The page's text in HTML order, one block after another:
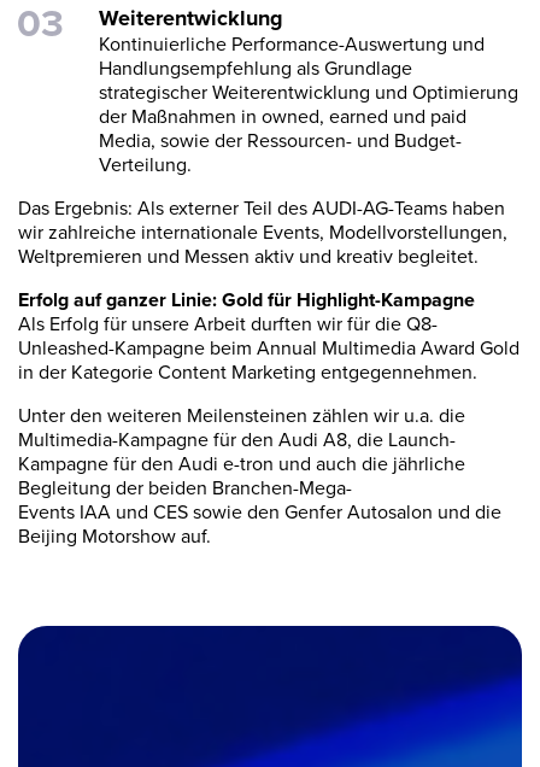
Weiterentwicklung
Kontinuierliche Performance-Auswertung und
Handlungsempfehlung als Grundlage
strategischer Weiterentwicklung und Optimierung
der Maßnahmen in owned, earned und paid
Media, sowie der Ressourcen- und Budget-
Verteilung.
Das Ergebnis: Als externer Teil des AUDI-AG-Teams haben
wir zahlreiche internationale Events, Modellvorstellungen,
Weltpremieren und Messen aktiv und kreativ begleitet.
Erfolg auf ganzer Linie: Gold für Highlight-Kampagne
Als Erfolg für unsere Arbeit durften wir für die Q8-
Unleashed-Kampagne beim Annual Multimedia Award Gold
in der Kategorie Content Marketing entgegennehmen.
Unter den weiteren Meilensteinen zählen wir u.a. die
Multimedia-Kampagne für den Audi A8, die Launch-
Kampagne für den Audi e-tron und auch die jährliche
Begleitung der beiden Branchen-Mega-
Events IAA und CES sowie den Genfer Autosalon und die
Beijing Motorshow auf.